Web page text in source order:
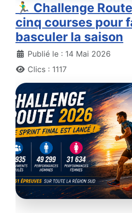
🏃‍♂️ Challenge
cinq courses pour
basculer la saison
DétailsPublié le : 14 Mai 2026
Clics : 1117